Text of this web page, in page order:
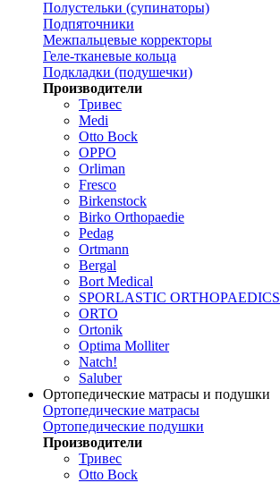
Полустельки (супинаторы)
Подпяточники
Межпальцевые корректоры
Геле-тканевые кольца
Подкладки (подушечки)
Производители
Тривес
Medi
Otto Bock
OPPO
Orliman
Fresco
Birkenstock
Birko Orthopaedie
Pedag
Ortmann
Bergal
Bort Medical
SPORLASTIC ORTHOPAEDICS
ORTO
Ortonik
Optima Molliter
Natch!
Saluber
Ортопедические матрасы и подушки
Ортопедические матрасы
Ортопедические подушки
Производители
Тривес
Otto Bock